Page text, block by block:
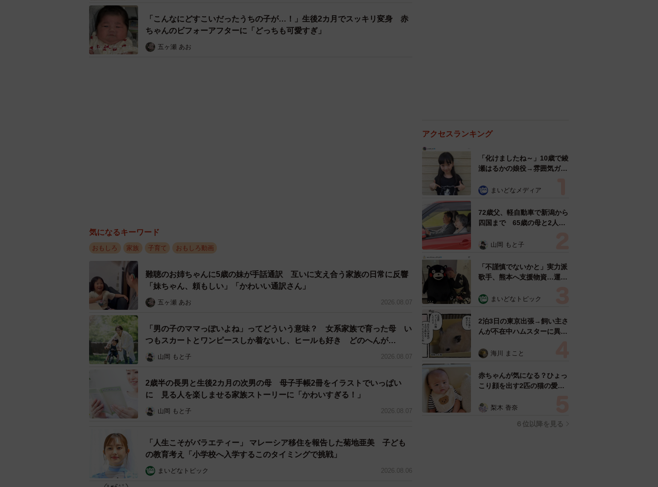
ーー赤ちゃんの“力こぶポーズ”を見た瞬間のママの感想は？
がマッチしすぎていて思わず笑ってしまいました（笑）」
ーーTikTokでの反響について、いかがですか？
「いろんな方がくすっと笑ってくれたらと思って投稿しましたが、予想以上に見ていただい
て、うれしいコメントもたくさんいただけてびっくりしました」
ーー日々の育児はいかがですか？
「初めての育児で、毎日があっという間に過ぎてしまいますが、日々成長していく息子を間
近で見ていられて、本当に幸せです。
くさん笑わせてもらいながら育児ができて楽しいです！」
「こんなにどすこいだったうちの子が…！」生後2カ月でスッキリ変身 赤
ちゃんのビフォーアフターに「どっちも可愛すぎ」
五ヶ瀬 あお
気になるキーワード
おもしろ 家族 子育て おもしろ動画
難聴のお姉ちゃんに5歳の妹が手話通訳 互いに支え合う家族の日常に反響
「妹ちゃん、頼もしい」「かわいい通訳さん」
五ヶ瀬 あお 2026.08.07
「男の子のママっぽいよね」ってどういう意味？ 女系家族で育った母 い
つもスカートとワンピースしか着ないし、ヒールも好き どのへんが…
山岡 もと子 2026.08.07
2歳半の長男と生後2カ月の次男の母 母子手帳2冊をイラストでいっぱい
に 見る人を楽しませる家族ストーリーに「かわいすぎる！」
山岡 もと子 2026.08.07
「人生こそがバラエティー」 マレーシア移住を報告した菊地亜美 子ども
の教育考え「小学校へ入学するこのタイミングで挑戦」
まいどなトピック 2026.08.06
アクセスランキング
「化けましたね～」10歳で綾
瀬はるかの娘役→雰囲気ガラ
雰囲気が」「宝塚に入れそ
まいどなメディア
72歳父、軽自動車で新潟から
四国まで 65歳の母と2人で
憩まで分刻み… 「大学生で
山岡 もと子
「不謹慎でないかと」実力派
歌手、熊本へ支援物資…運搬
めらい 「痛いほど伝わる」
まいどなトピック
2泊3日の東京出張→飼い主さ
んが不在中ハムスターに異
「急に老けた？」【漫画】
海川 まこと
赤ちゃんが気になる？ひょっ
こり顔を出す2匹の猫の愛ら
わいい構図あります？」「ベ
梨木 香奈
６位以降を見る